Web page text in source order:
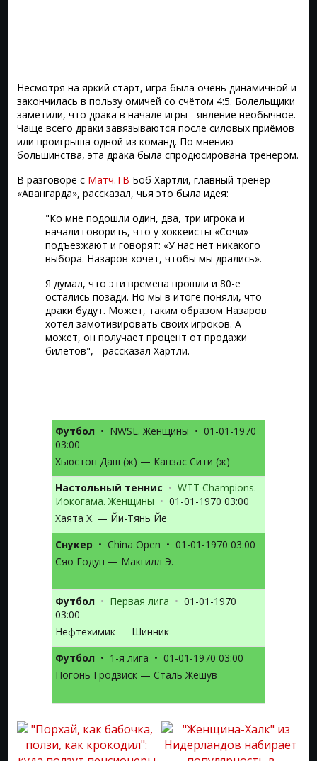
Несмотря на яркий старт, игра была очень динамичной и
закончилась в пользу омичей со счётом 4:5. Болельщики
заметили, что драка в начале игры - явление необычное.
Чаще всего драки завязываются после силовых приёмов
или проигрыша одной из команд. По мнению
большинства, эта драка была спродюсирована тренером.
В разговоре с Матч.ТВ Боб Хартли, главный тренер
«Авангарда», рассказал, чья это была идея:
"Ко мне подошли один, два, три игрока и
начали говорить, что у хоккеисты «Сочи»
подъезжают и говорят: «У нас нет никакого
выбора. Назаров хочет, чтобы мы дрались».
Я думал, что эти времена прошли и 80-е
остались позади. Но мы в итоге поняли, что
драки будут. Может, таким образом Назаров
хотел замотивировать своих игроков. А
может, он получает процент от продажи
билетов", - рассказал Хартли.
Футбол • NWSL. Женщины • 01-01-1970
03:00
Хьюстон Даш (ж) — Канзас Сити (ж)
Настольный теннис • WTT Champions.
Иокогама. Женщины • 01-01-1970 03:00
Хаята Х. — Йи-Тянь Йе
Снукер • China Open • 01-01-1970 03:00
Сяо Годун — Макгилл Э.
Футбол • Первая лига • 01-01-1970
03:00
Нефтехимик — Шинник
Футбол • 1-я лига • 01-01-1970 03:00
Погонь Гродзиск — Сталь Жешув